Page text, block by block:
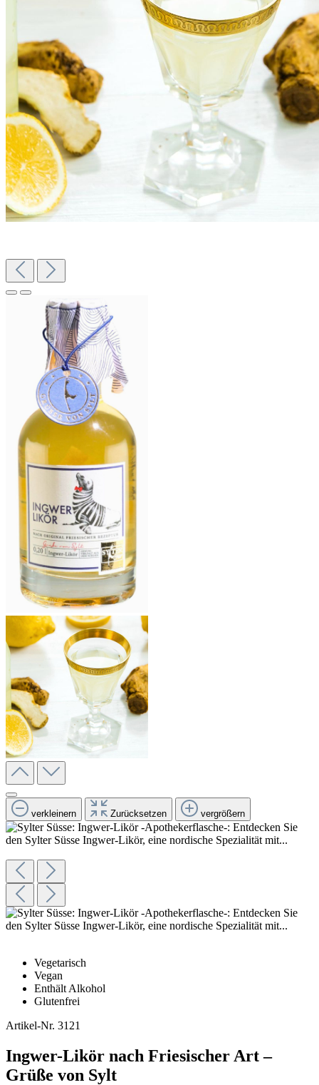
verkleinern Zurücksetzen vergrößern
Vegetarisch
Vegan
Enthält Alkohol
Glutenfrei
Artikel-Nr. 3121
Ingwer-Likör nach Friesischer Art –
Grüße von Sylt